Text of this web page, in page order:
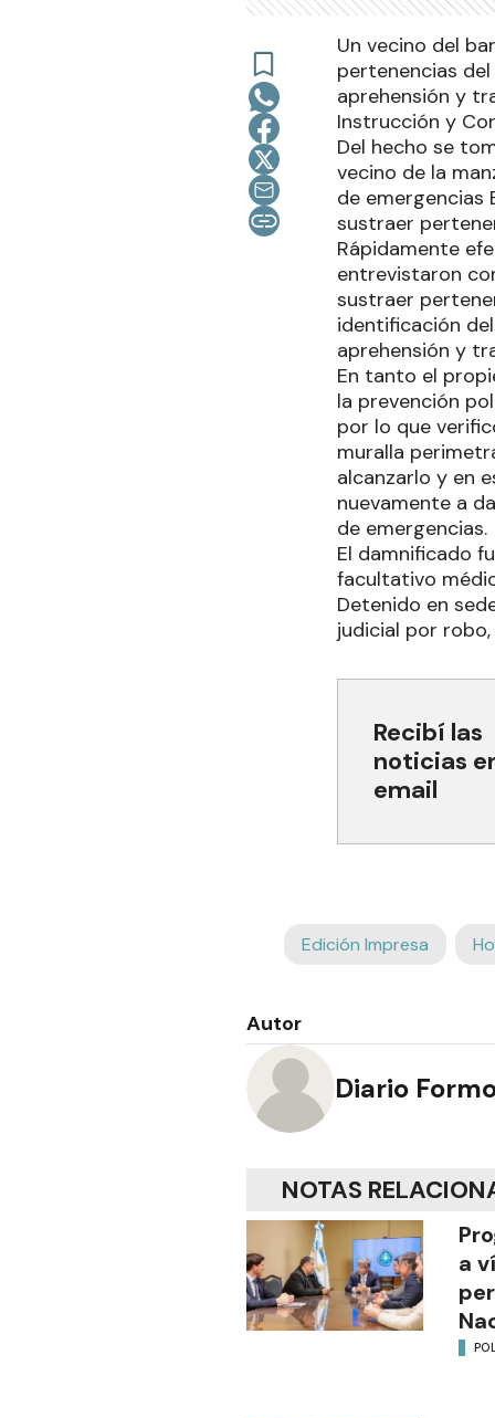
Un vecino del
pertenencias
aprehensión y
Instrucción y
Del hecho se
vecino de la
de emergencias
sustraer
Rápidamente
entrevistaron
sustraer
identificación
aprehensión y
En tanto el
la prevención
por lo que
muralla
alcanzarlo y en
nuevamente a
de emergencias.
El damnificado
facultativo
Detenido en
judicial por
Recibí las
noticias
email
Edición Impresa
Autor
Diario
NOTAS
a